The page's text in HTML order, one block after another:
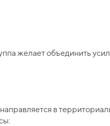
желает объединить
в